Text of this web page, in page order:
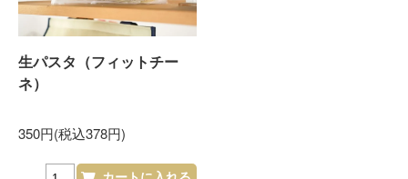
生パスタ（フィットチー
ネ）
350円(税込378円)